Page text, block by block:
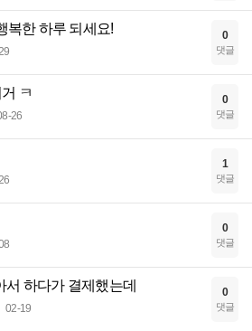
복한 하루 되세요! 0
댓글
ㅋ
26
0
댓글
1
댓글
0
댓글
하다가 결제했는데
02-19
0
댓글